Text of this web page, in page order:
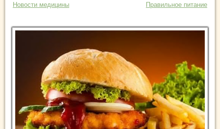
Новости медицины Правильное питание